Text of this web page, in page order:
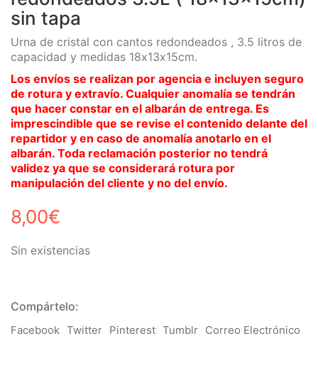
sin tapa
Urna de cristal con cantos redondeados , 3.5 litros de
capacidad y medidas 18x13x15cm.
Los envíos se realizan por agencia e incluyen seguro
de rotura y extravío. Cualquier anomalía se tendrán
que hacer constar en el albarán de entrega. Es
imprescindible que se revise el contenido delante del
repartidor y en caso de anomalía anotarlo en el
albarán. Toda reclamación posterior no tendrá
validez ya que se considerará rotura por
manipulación del cliente y no del envío.
8,00€
Sin existencias
Compártelo:
Facebook Twitter Pinterest Tumblr Correo Electrónico